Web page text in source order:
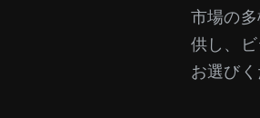
市場の
供し、
お選びく